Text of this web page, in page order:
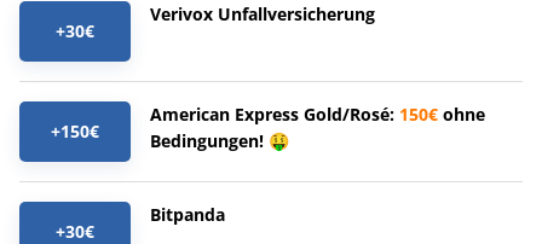
+30€
Verivox Unfallversicherung
+150€
American Express Gold/Rosé: 150€ ohne
Bedingungen! 🤑
+30€
Bitpanda